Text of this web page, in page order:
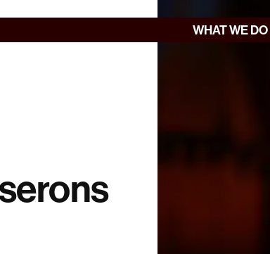
WHAT WE DO